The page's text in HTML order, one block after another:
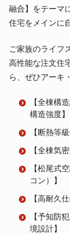
融合】をテーマ
住宅をメインに
ご家族のライフ
高性能な注文住
ら、ぜひアーキ
【全棟構
構造強度】
【断熱等
【全棟気
【松尾式
コン）】
【高耐久
【予知防
境設計】